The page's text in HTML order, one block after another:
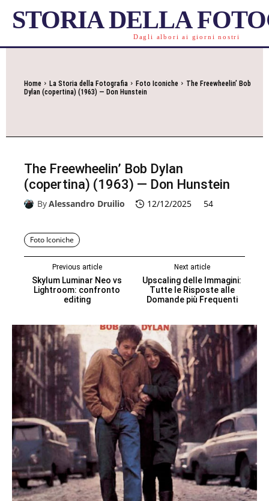
STORIA DELLA
Dagli albori ai giorni nostri
Home La Storia della Fotografia Foto Iconiche
The Freewheelin’ Bob
Dylan (copertina) (1963) — Don Hunstein
The Freewheelin’ Bob Dylan
(copertina) (1963) — Don Hunstein
ByAlessandro Druilio 12/12/2025 54
Foto Iconiche
Previous article
Skylum Luminar Neo vs
Lightroom: confronto
editing
Next article
Upscaling delle Immagini:
Tutte le Risposte alle
Domande più Frequenti